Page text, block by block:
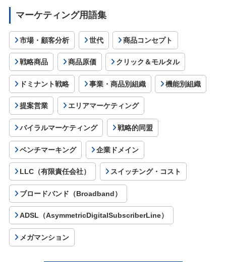
マーケティング用語集
市場・顧客分析 世代 商品コンセプト
戦略商品 商品原価 クリック＆モルタル
ドミナント戦略 事業・商品別組織 機能別組織
提案営業 エリアマーケティング
バイラルマーケティング 戦略的同盟
ベンチマーキング 企業ドメイン
LLC（有限責任会社） スイッチング・コスト
ブロードバンド（Broadband）
ADSL（AsymmetricDigitalSubscriberLine）
メガマンション